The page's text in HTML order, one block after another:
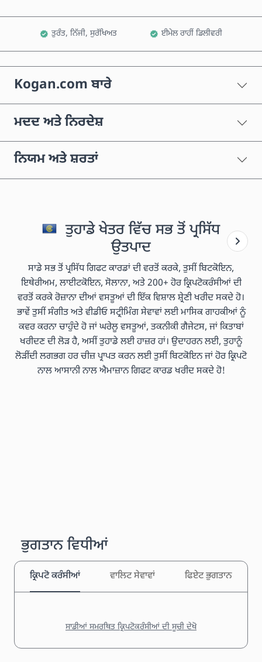
ਤੁਰੰਤ, ਨਿੱਜੀ, ਸੁਰੱਖਿਅਤ ਈਮੇਲ ਰਾਹੀਂ ਡਿਲੀਵਰੀ
Kogan.com ਬਾਰੇ
ਮਦਦ ਅਤੇ ਨਿਰਦੇਸ਼
ਨਿਯਮ ਅਤੇ ਸ਼ਰਤਾਂ
ਤੁਹਾਡੇ ਖੇਤਰ ਵਿੱਚ ਸਭ ਤੋਂ ਪ੍ਰਸਿੱਧ
ਉਤਪਾਦ
ਸਾਡੇ ਸਭ ਤੋਂ ਪ੍ਰਸਿੱਧ ਗਿਫਟ ਕਾਰਡਾਂ ਦੀ ਵਰਤੋਂ ਕਰਕੇ, ਤੁਸੀਂ ਬਿਟਕੋਇਨ,
ਇਥੇਰੀਅਮ, ਲਾਈਟਕੋਇਨ, ਸੋਲਾਨਾ, ਅਤੇ 200+ ਹੋਰ ਕ੍ਰਿਪਟੋਕਰੰਸੀਆਂ ਦੀ
ਵਰਤੋਂ ਕਰਕੇ ਰੋਜ਼ਾਨਾ ਦੀਆਂ ਵਸਤੂਆਂ ਦੀ ਇੱਕ ਵਿਸ਼ਾਲ ਸ਼੍ਰੇਣੀ ਖਰੀਦ ਸਕਦੇ ਹੋ।
ਭਾਵੇਂ ਤੁਸੀਂ ਸੰਗੀਤ ਅਤੇ ਵੀਡੀਓ ਸਟ੍ਰੀਮਿੰਗ ਸੇਵਾਵਾਂ ਲਈ ਮਾਸਿਕ ਗਾਹਕੀਆਂ ਨੂੰ
ਕਵਰ ਕਰਨਾ ਚਾਹੁੰਦੇ ਹੋ ਜਾਂ ਘਰੇਲੂ ਵਸਤੂਆਂ, ਤਕਨੀਕੀ ਗੈਜੇਟਸ, ਜਾਂ ਕਿਤਾਬਾਂ
ਖਰੀਦਣ ਦੀ ਲੋੜ ਹੈ, ਅਸੀਂ ਤੁਹਾਡੇ ਲਈ ਹਾਜ਼ਰ ਹਾਂ। ਉਦਾਹਰਨ ਲਈ, ਤੁਹਾਨੂੰ
ਲੋੜੀਂਦੀ ਲਗਭਗ ਹਰ ਚੀਜ਼ ਪ੍ਰਾਪਤ ਕਰਨ ਲਈ ਤੁਸੀਂ ਬਿਟਕੋਇਨ ਜਾਂ ਹੋਰ ਕ੍ਰਿਪਟੋ
ਨਾਲ ਆਸਾਨੀ ਨਾਲ ਐਮਾਜ਼ਾਨ ਗਿਫਟ ਕਾਰਡ ਖਰੀਦ ਸਕਦੇ ਹੋ!
ਭੁਗਤਾਨ ਵਿਧੀਆਂ
ਕ੍ਰਿਪਟੋ ਕਰੰਸੀਆਂ ਵਾਲਿਟ ਸੇਵਾਵਾਂ ਫਿਏਟ ਭੁਗਤਾਨ
ਸਾਡੀਆਂ ਸਮਰਥਿਤ ਕ੍ਰਿਪਟੋਕਰੰਸੀਆਂ ਦੀ ਸੂਚੀ ਦੇਖੋ